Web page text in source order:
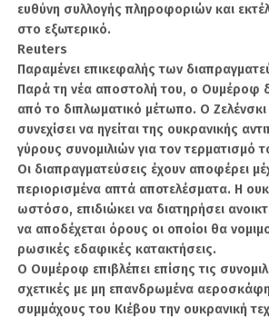
Ιδιαίτερη αναφορά έκανε στην
επαναπροσέγγιση με την
χαρακτηρίζοντας σημαντικά
καθυστερημένα τα βήματα που
από 13 χρόνια, όπως η ναυτική
συνομιλίες σε επίπεδο
στρατιωτικού πλαισίου και οι
ασκήσεις.
Κατά τον ίδιο, εάν οι σχέσεις
διακοπεί, θα μπορούσαν να
πιο ευνοϊκά αποτελέσματα για
εθνικά συμφέροντα στην
θαλασσίων ζωνών στην
ευθύνη συλλογής πληροφοριών και
στο εξωτερικό.
Reuters
Παραμένει επικεφαλής των
Παρά τη νέα αποστολή του, ο Ουμέροφ
από το διπλωματικό μέτωπο. Ο
συνεχίσει να ηγείται της ουκρανικής
γύρους συνομιλιών για τον τερματισμό
Οι διαπραγματεύσεις έχουν αποφέρει
περιορισμένα απτά αποτελέσματα. Η
ωστόσο, επιδιώκει να διατηρήσει
να αποδέχεται όρους οι οποίοι θα
ρωσικές εδαφικές κατακτήσεις.
Ο Ουμέροφ επιβλέπει επίσης τις
σχετικές με μη επανδρωμένα
συμμάχους του Κιέβου την ουκρανική